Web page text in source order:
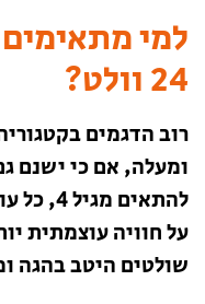
למי
24 וולט?
ומעלה, אם כי ישנם
להתאים
על חוויה עוצמתית
שולטים היטב בהגה